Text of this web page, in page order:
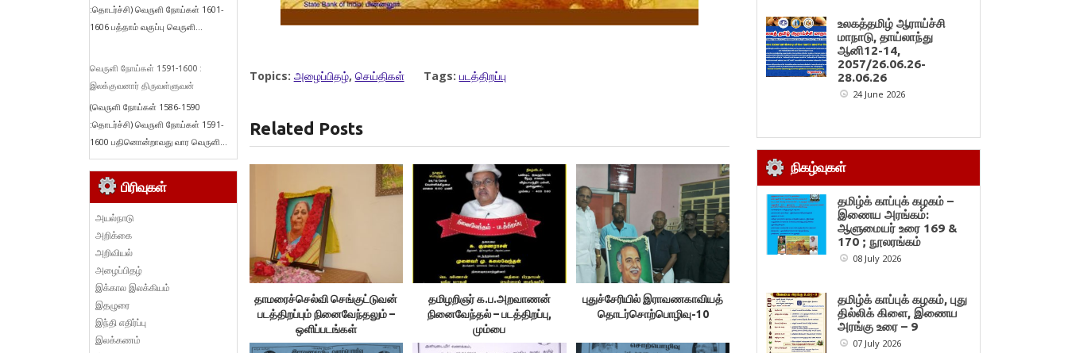
Topics: அழைப்பிதழ், செய்திகள் Tags: படத்திறப்பு
Related Posts
தாமரைச்செல்வி செங்குட்டுவன்
படத்திறப்பும் நினைவேந்தலும் –
ஒளிப்படங்கள்
தமிழறிஞர் க.ப.அறவாணன்
நினைவேந்தல் – படத்திறப்பு,
மும்பை
புதுச்சேரியில் இராவணகாவியத்
தொடர்சொற்பொழிவு-10
:தொடர்ச்சி) வெருளி நோய்கள் 1601-
1606 பத்தாம் வகுப்பு வெருளி...
வெருளி நோய்கள் 1591-1600 :
இலக்குவனார் திருவள்ளுவன்
(வெருளி நோய்கள் 1586-1590
:தொடர்ச்சி) வெருளி நோய்கள் 1591-
1600 பதினொன்றாவது வார வெருளி...
பிரிவுகள்
அயல்நாடு
அறிக்கை
அறிவியல்
அழைப்பிதழ்
இக்கால இலக்கியம்
இதழுரை
இந்தி எதிர்ப்பு
இலக்கணம்
உலகத்தமிழ் ஆராய்ச்சி
மாநாடு, தாய்லாந்து
ஆனி12-14,
2057/26.06.26-
28.06.26
24 June 2026
நிகழ்வுகள்
தமிழ்க் காப்புக் கழகம் –
இணைய அரங்கம்:
ஆளுமையர் உரை 169 &
170 ; நூலரங்கம்
08 July 2026
தமிழ்க் காப்புக் கழகம், புது
தில்லிக் கிளை, இணைய
அரங்கு உரை – 9
07 July 2026